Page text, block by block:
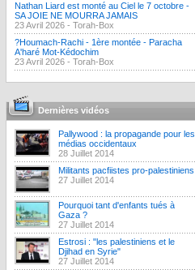
Nathan Liard est monté au Ciel le 7 octobre -
SA JOIE NE MOURRA JAMAIS
23 Avril 2026 - Torah-Box
?Houmach-Rachi - 1ère montée - Paracha
A'haré Mot-Kédochim
23 Avril 2026 - Torah-Box
Dernières vidéos
Pallywood : la propagande pour les
médias occidentaux
28 Juillet 2014
Militants pacfiistes pro-palestiniens
27 Juillet 2014
Pourquoi tant d'enfants tués à
Gaza ?
27 Juillet 2014
Estrosi : "les palestiniens et le
Djihad en Syrie"
27 Juillet 2014